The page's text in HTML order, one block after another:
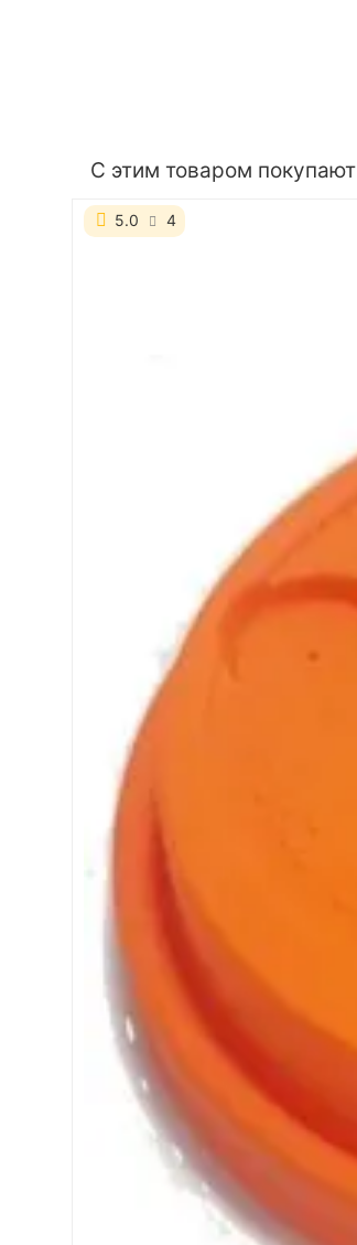
C этим товаром покупают
5.0 4